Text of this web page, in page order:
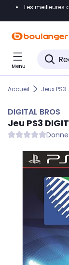
Accéder
Accéder
Accéder
Les meilleures
Menu
Accueil Jeux PS3
DIGITAL BROS
Jeu PS3